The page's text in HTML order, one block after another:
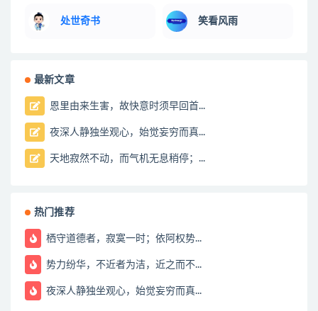
处世奇书 笑看风雨
最新文章
恩里由来生害，故快意时须早回首...
夜深人静独坐观心，始觉妄穷而真...
天地寂然不动，而气机无息稍停；...
热门推荐
栖守道德者，寂寞一时；依阿权势...
势力纷华，不近者为洁，近之而不...
夜深人静独坐观心，始觉妄穷而真...